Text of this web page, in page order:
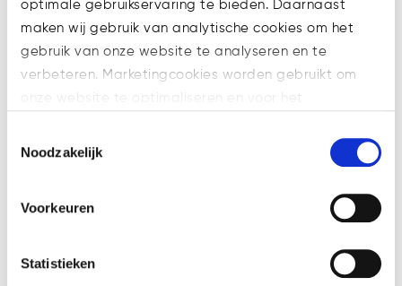
optimale gebruikservaring te bieden. Daarnaast
maken wij gebruik van analytische cookies om het
gebruik van onze website te analyseren en te
verbeteren. Marketingcookies worden gebruikt om
Welke cookies wij gebruiken, ziet u in de cookiebalk
hieronder. Mocht u meer informatie willen over onze
op: https://watsonlaw.nl/privacy/
Noodzakelijk
Voorkeuren
Statistieken
de buitenwereld kunnen
communiceren. De aangepaste
code komt tot stand door
gesprekken met allerlei partijen,
beursvennootschappen.
april 2022 bij de Monitoring